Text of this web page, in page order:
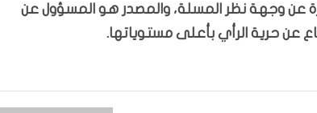
عن وجهة نظر المسلة، والمصدر هو المسؤول عن
عن حرية الرأي بأعلى مستوياتها.